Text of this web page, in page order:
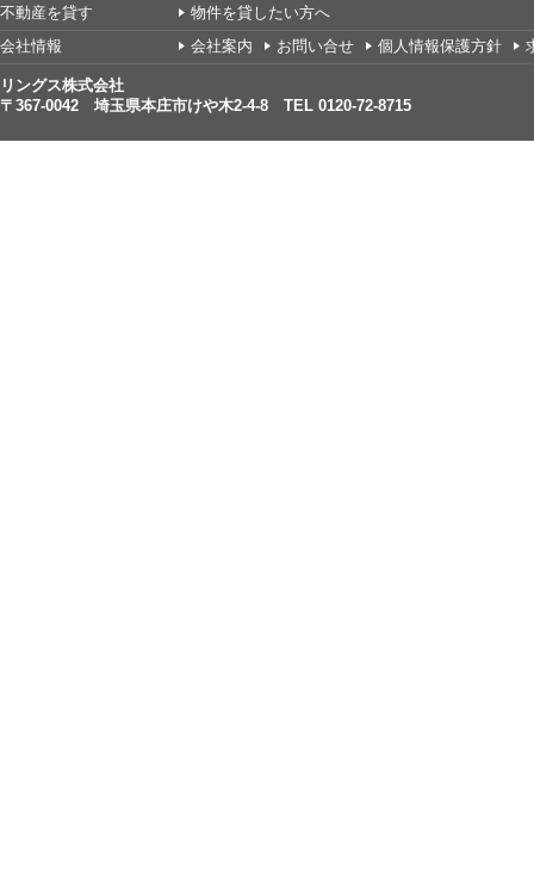
不動産を貸す
物件を貸したい方へ
会社情報
会社案内 お問い合せ 個人情報保護方針
リングス株式会社
〒367-0042 埼玉県本庄市けや木2-4-8 TEL 0120-72-8715